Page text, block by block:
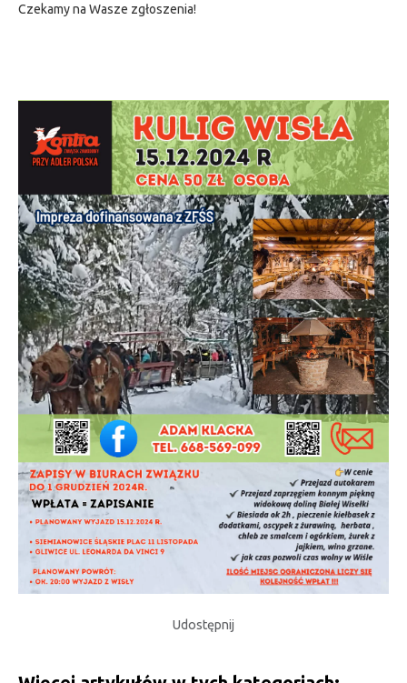
Czekamy na Wasze zgłoszenia!
Udostępnij